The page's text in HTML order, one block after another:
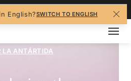
English?SWITCH TO ENGLISH
LA ANTÁRTIDA